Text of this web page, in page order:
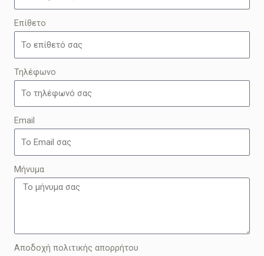
Επίθετο
Τηλέφωνο
Email
Μήνυμα
Αποδοχή πολιτικής απορρήτου